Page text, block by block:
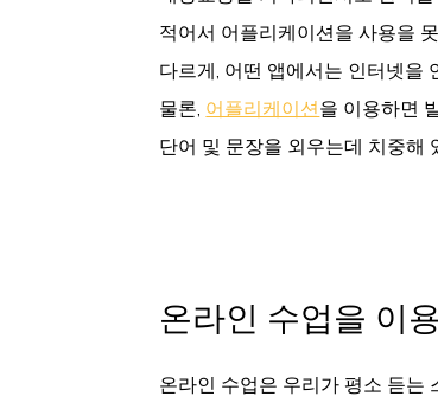
적어서 어플리케이션을 사용을
다르게, 어떤 앱에서는 인터넷을
물론, 어플리케이션을 이용하면
단어 및 문장을 외우는데 치중해
온라인 수업을 이
온라인 수업은 우리가 평소 듣는